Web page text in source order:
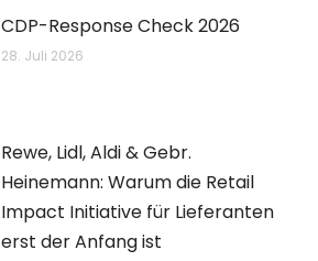
CDP-Response Check 2026
28. Juli 2026
Rewe, Lidl, Aldi & Gebr.
Heinemann: Warum die Retail
Impact Initiative für Lieferanten
erst der Anfang ist